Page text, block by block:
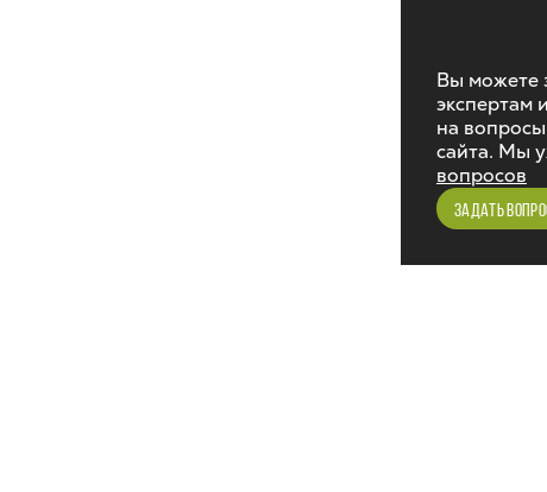
Вы можете
экспертам
на
сайта. Мы
вопросов
ЗАДАТЬ